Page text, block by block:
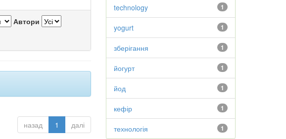
Автори
назад 1 далі
1
technology
1
yogurt
1
зберігання
1
йогурт
1
йод
1
кефір
1
технологія